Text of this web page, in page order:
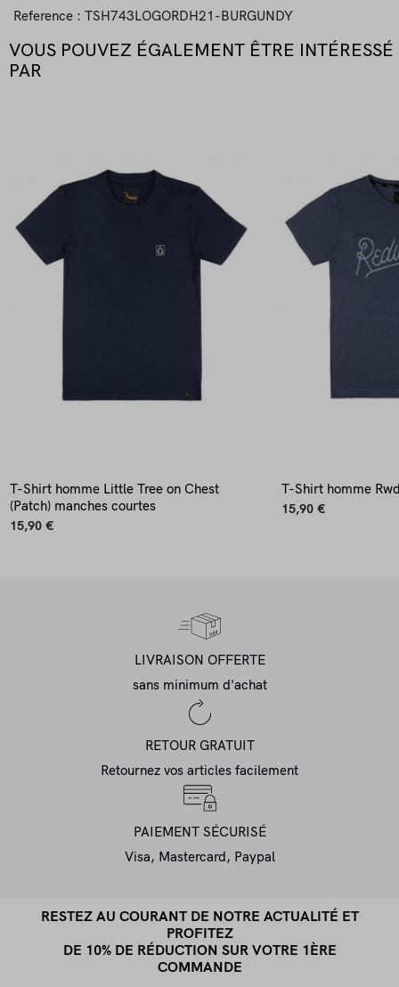
Reference : TSH743LOGORDH21-BURGUNDY
VOUS POUVEZ ÉGALEMENT ÊTRE INTÉRESSÉ
PAR
T-Shirt homme Little Tree on Chest
(Patch) manches courtes
15,90 €
T-Shirt homme
15,90 €
LIVRAISON OFFERTE
sans minimum d'achat
RETOUR GRATUIT
Retournez vos articles facilement
PAIEMENT SÉCURISÉ
Visa, Mastercard, Paypal
RESTEZ AU COURANT DE NOTRE ACTUALITÉ ET
PROFITEZ
DE 10% DE RÉDUCTION SUR VOTRE 1ÈRE
COMMANDE